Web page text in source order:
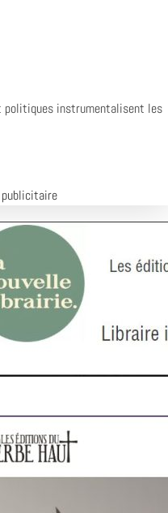
politiques instrumentalisent les